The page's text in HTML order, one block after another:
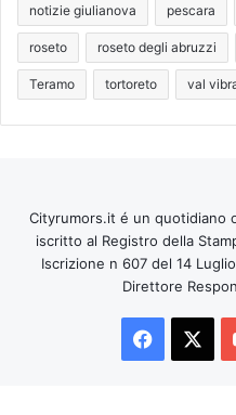
notizie giulianova pescara
roseto roseto degli abruzzi
Teramo tortoreto val
Cityrumors.it é un quotidiano
iscritto al Registro della
Iscrizione n 607 del 14
Direttore